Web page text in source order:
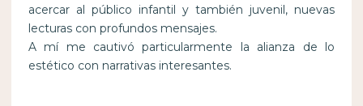
acercar al público infantil y también juvenil, nuevas
lecturas con profundos mensajes.
A mí me cautivó particularmente la alianza de lo
estético con narrativas interesantes.